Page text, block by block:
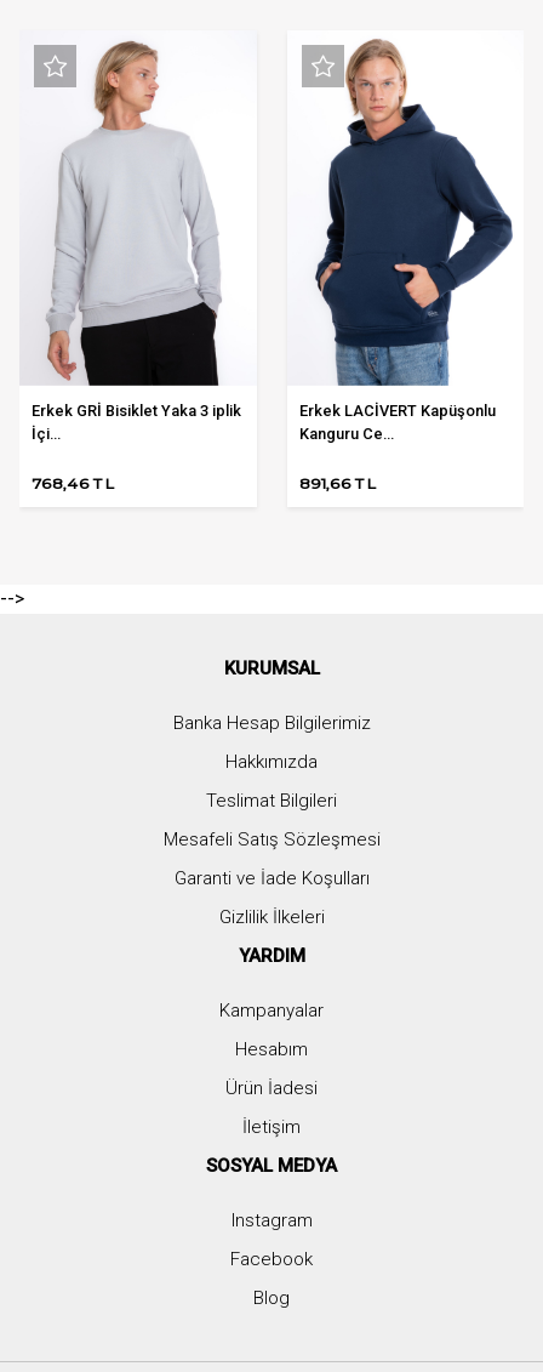
Erkek GRİ Bisiklet Yaka 3 iplik
İçi...
768,46 TL
Erkek LACİVERT Kapüşonlu
Kanguru Ce...
891,66 TL
-->
KURUMSAL
Banka Hesap Bilgilerimiz
Hakkımızda
Teslimat Bilgileri
Mesafeli Satış Sözleşmesi
Garanti ve İade Koşulları
Gizlilik İlkeleri
YARDIM
Kampanyalar
Hesabım
Ürün İadesi
İletişim
SOSYAL MEDYA
Instagram
Facebook
Blog